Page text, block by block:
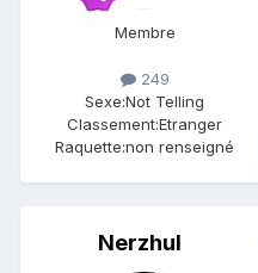
Membre
249
Sexe:Not Telling
Classement:Etranger
Raquette:non renseigné
Nerzhul